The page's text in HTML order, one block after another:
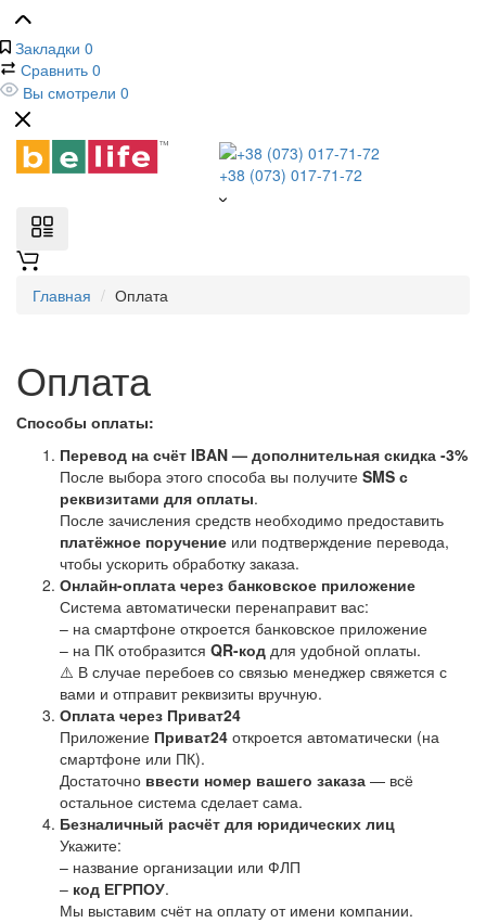
Закладки 0
Сравнить 0
Вы смотрели 0
+38 (073) 017-71-72
Главная Оплата
Оплата
Способы оплаты:
Перевод на счёт IBAN — дополнительная скидка -3%
После выбора этого способа вы получите SMS с
реквизитами для оплаты.
После зачисления средств необходимо предоставить
платёжное поручение или подтверждение перевода,
чтобы ускорить обработку заказа.
Онлайн-оплата через банковское приложение
Система автоматически перенаправит вас:
– на смартфоне откроется банковское приложение
– на ПК отобразится QR-код для удобной оплаты.
⚠️ В случае перебоев со связью менеджер свяжется с
вами и отправит реквизиты вручную.
Оплата через Приват24
Приложение Приват24 откроется автоматически (на
смартфоне или ПК).
Достаточно ввести номер вашего заказа — всё
остальное система сделает сама.
Безналичный расчёт для юридических лиц
Укажите:
– название организации или ФЛП
– код ЕГРПОУ.
Мы выставим счёт на оплату от имени компании.